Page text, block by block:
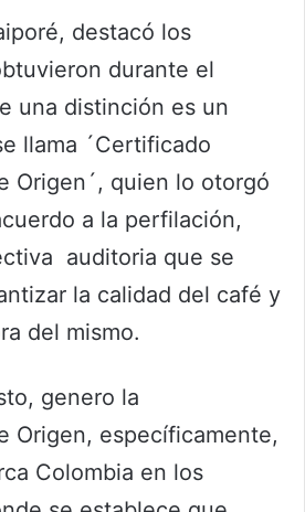
destacó los
durante el
una distinción es un
llama ´Certificado
Origen´, quien lo otorgó
a la perfilación,
auditoria que se
la calidad del café y
del mismo.
genero la
Origen, específicamente,
Colombia en los